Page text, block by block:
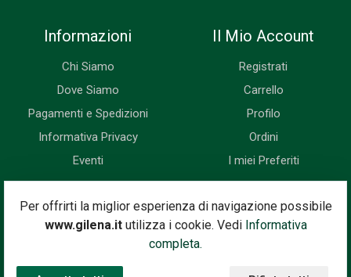
Per offrirti la miglior esperienza di navigazione possibile
www.gilena.itutilizza i cookie. Vedi Informativa
completa.
Informazioni
Chi Siamo
Dove Siamo
Pagamenti e Spedizioni
Informativa Privacy
Eventi
Il Mio Account
Registrati
Carrello
Profilo
Ordini
I miei Preferiti
Newsletter
Iscriviti subito alla nostra newsletter. Riceverai prima di tutti le
novità, le offerte, i prossimi eventi...